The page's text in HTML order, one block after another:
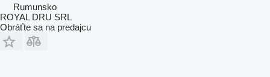
Rumunsko
ROYAL DRU SRL
Obráťte sa na predajcu